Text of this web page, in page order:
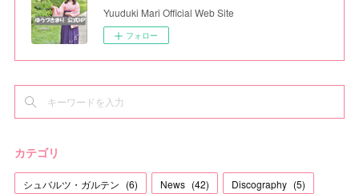
Yuuduki Mari Official Web Site
フォロー
カテゴリ
シュバルツ・ガルテン (6) News (42) Discography (5)